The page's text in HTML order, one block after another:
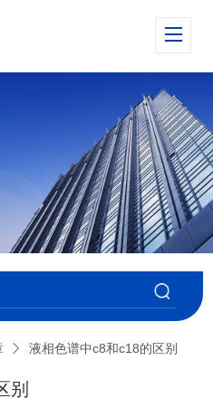
液相色谱中c8和c18的区别
别